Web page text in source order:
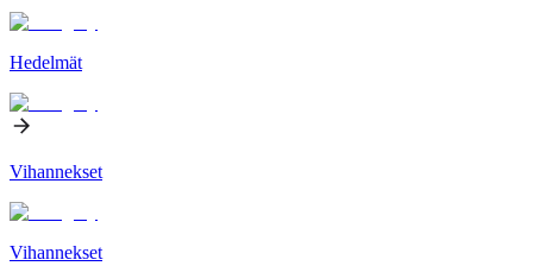
Hedelmät
Vihannekset
Vihannekset